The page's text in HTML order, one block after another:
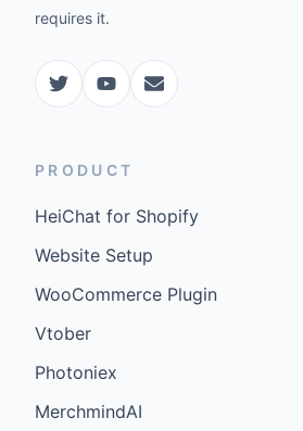
requires it.
PRODUCT
HeiChat for Shopify
Website Setup
WooCommerce Plugin
Vtober
Photoniex
MerchmindAI